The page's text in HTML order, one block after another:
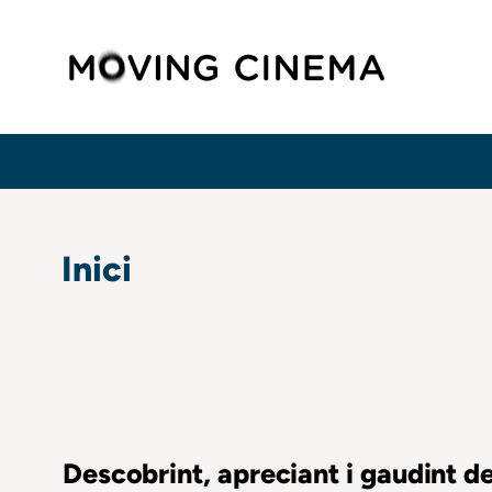
contingut
D'ARIADNA
Inici
Descobrint, apreciant i gaudint